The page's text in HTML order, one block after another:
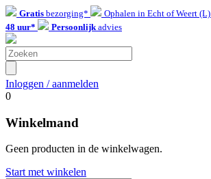
Gratis bezorging* Ophalen in Echt of Weert (L)
48 uur*
Persoonlijkadvies
Inloggen / aanmelden
0
Winkelmand
Geen producten in de winkelwagen.
Start met winkelen